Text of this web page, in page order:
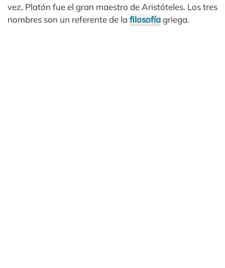
vez, Platón fue el gran maestro de Aristóteles. Los tres
nombres son un referente de la filosofíagriega.